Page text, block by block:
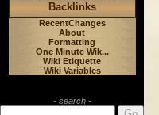
Backlinks
RecentChanges
About
Formatting
One Minute Wik...
Wiki Etiquette
Wiki Variables
- search -